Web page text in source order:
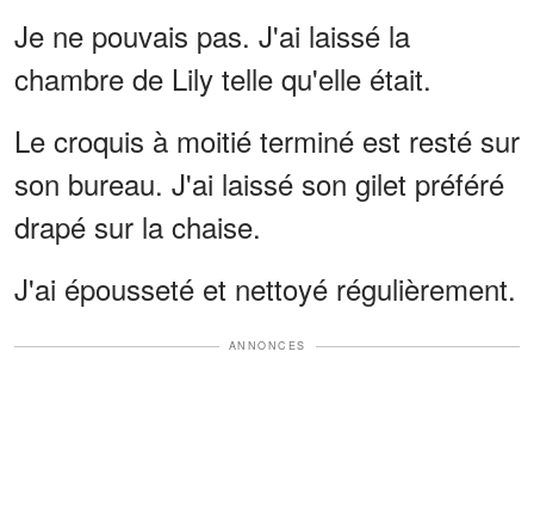
Je ne pouvais pas. J'ai laissé la
chambre de Lily telle qu'elle était.
Le croquis à moitié terminé est resté sur
son bureau. J'ai laissé son gilet préféré
drapé sur la chaise.
J'ai épousseté et nettoyé régulièrement.
ANNONCES